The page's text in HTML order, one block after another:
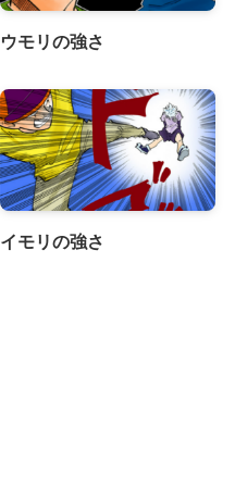
ウモリの強さ
イモリの強さ